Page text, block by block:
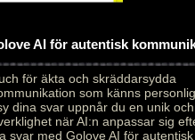
AI för autentisk
för äkta och skräddarsydda
som känns
dina svar uppnår du en unik och
när AI:n anpassar sig
svar med Golove AI för autentisk